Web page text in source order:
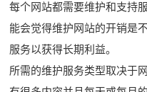
每个网站都需要维护和支持
能会觉得维护网站的开销是
服务以获得长期利益。
所需的维护服务类型取决于